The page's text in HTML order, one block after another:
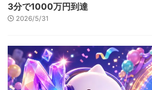
3分で1000万円到達
2026/5/31